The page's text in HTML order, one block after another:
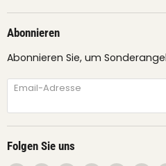
Abonnieren
Abonnieren Sie, um
Email-Adresse
Folgen Sie uns